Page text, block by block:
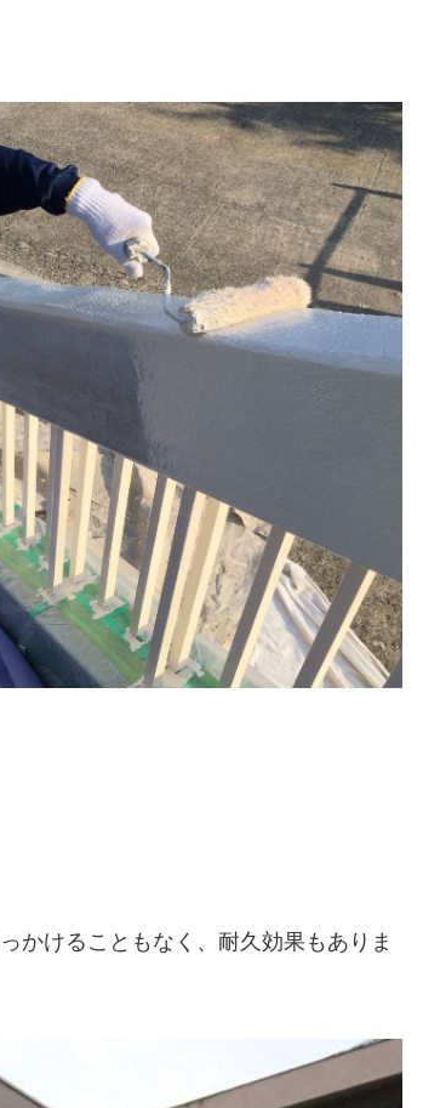
かけることもなく、耐久効果もありま